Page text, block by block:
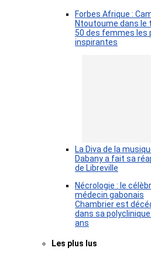
Forbes Afrique :
Ntoutoume dans le
50 des femmes les
inspirantes
La Diva de la
Dabany a fait sa
de Libreville
Nécrologie : le
médecin gabonais
Chambrier est
dans sa
ans
Les plus lus